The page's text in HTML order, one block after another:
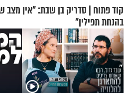
קוד פתוח | סדריק בן שבת: "אין מצב
בהנחת תפילין"